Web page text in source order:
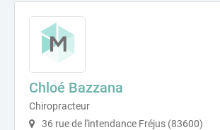
Chloé Bazzana
Chiropracteur
36 rue de l'intendance Fréjus (83600)